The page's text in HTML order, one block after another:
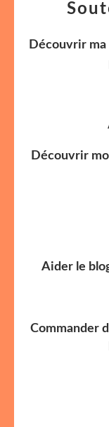
Découvrir
Découvrir
Aider le
Commander